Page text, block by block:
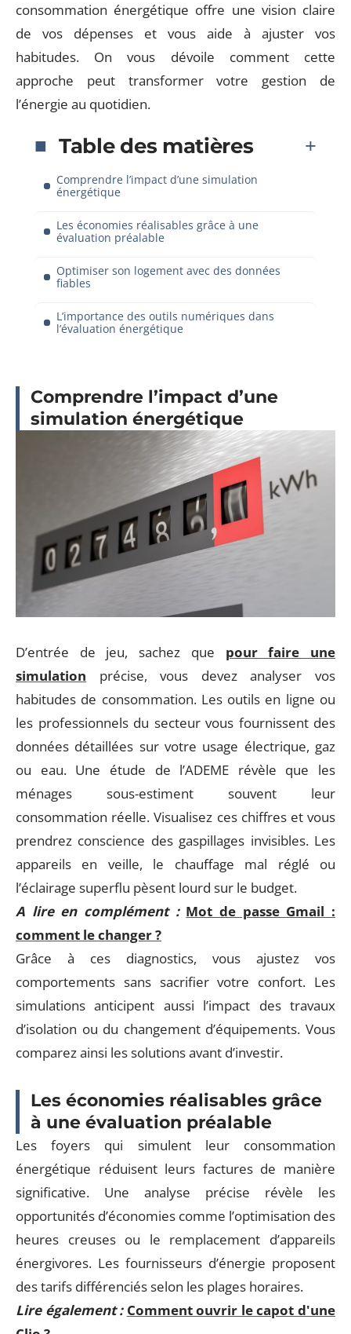
consommation énergétique offre une vision claire
de vos dépenses et vous aide à ajuster vos
habitudes. On vous dévoile comment cette
approche peut transformer votre gestion de
l’énergie au quotidien.
Table des matières
Comprendre l’impact d’une simulation
énergétique
Les économies réalisables grâce à une
évaluation préalable
Optimiser son logement avec des données
fiables
L’importance des outils numériques dans
l’évaluation énergétique
Comprendre l’impact d’une
simulation énergétique
D’entrée de jeu, sachez que pour faire une
simulation précise, vous devez analyser vos
habitudes de consommation. Les outils en ligne ou
les professionnels du secteur vous fournissent des
données détaillées sur votre usage électrique, gaz
ou eau. Une étude de l’ADEME révèle que les
ménages sous-estiment souvent leur
consommation réelle. Visualisez ces chiffres et vous
prendrez conscience des gaspillages invisibles. Les
appareils en veille, le chauffage mal réglé ou
l’éclairage superflu pèsent lourd sur le budget.
A lire en complément : Mot de passe Gmail :
comment le changer ?
Grâce à ces diagnostics, vous ajustez vos
comportements sans sacrifier votre confort. Les
simulations anticipent aussi l’impact des travaux
d’isolation ou du changement d’équipements. Vous
comparez ainsi les solutions avant d’investir.
Les économies réalisables grâce
à une évaluation préalable
Les foyers qui simulent leur consommation
énergétique réduisent leurs factures de manière
significative. Une analyse précise révèle les
opportunités d’économies comme l’optimisation des
heures creuses ou le remplacement d’appareils
énergivores. Les fournisseurs d’énergie proposent
des tarifs différenciés selon les plages horaires.
Lire également : Comment ouvrir le capot d'une